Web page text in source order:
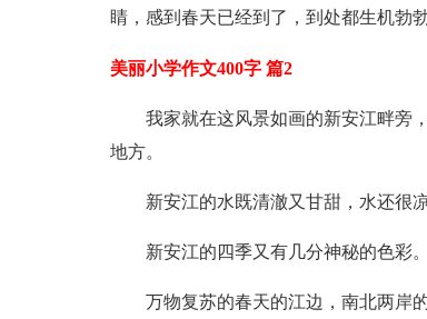
睛，感到春天已经到了，到处都生机勃勃
美丽小学作文400字 篇2
我家就在这风景如画的新安江畔旁
地方。
新安江的水既清澈又甘甜，水还很
新安江的四季又有几分神秘的色彩。
万物复苏的春天的江边，南北两岸